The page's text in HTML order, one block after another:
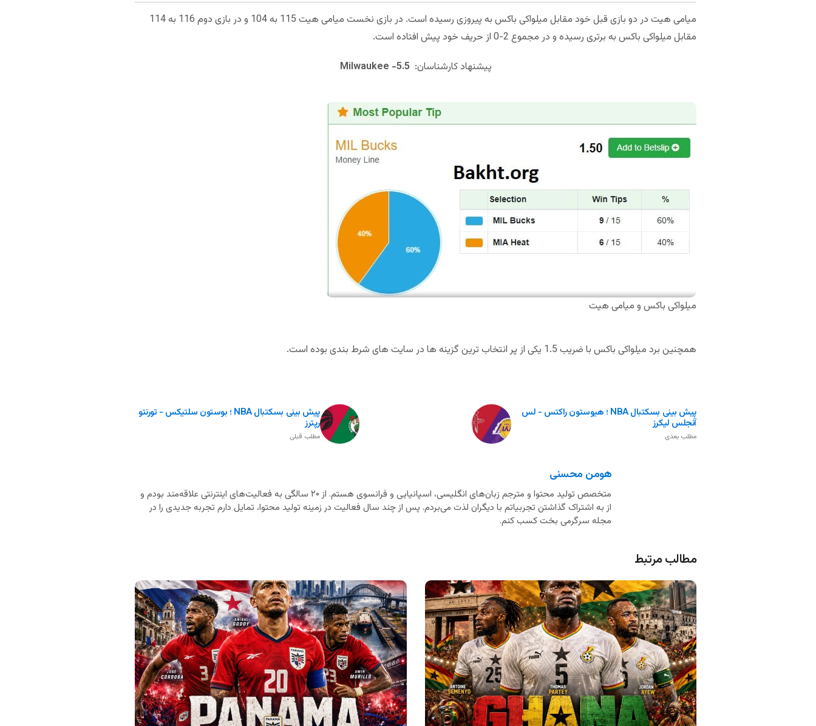
میامی هیت در دو بازی قبل خود مقابل میلواکی باکس به پیروزی رسیده است. در بازی نخست میامی هیت 115 به 104 و در بازی دوم 116 به 114
مقابل میلواکی باکس به برتری رسیده و در مجموع 2-0 از حریف خود پیش افتاده است.
پیشنهاد کارشناسان:
میلواکی باکس و میامی هیت
همچنین برد میلواکی باکس با ضریب 1.5 یکی از پر انتخاب ترین گزینه ها در سایت های شرط بندی بوده است.
پیش بینی بسکتبال NBA ؛ بوستون سلتیکس - تورنتو
رپترز
مطلب قبلی
پیش بینی بسکتبال NBA ؛ هیوستون راکتس - لس
آنجلس لیکرز
مطلب بعدی
هومن محسنی
متخصص تولید محتوا و مترجم زبان‌های انگلیسی، اسپانیایی و فرانسوی هستم. از ۲۰ سالگی به فعالیت‌های اینترنتی علاقه‌مند بودم و
از به اشتراک گذاشتن تجربیاتم با دیگران لذت می‌بردم. پس از چند سال فعالیت در زمینه تولید محتوا، تمایل دارم تجربه جدیدی را در
مجله سرگرمی بخت کسب کنم.
مطالب مرتبط